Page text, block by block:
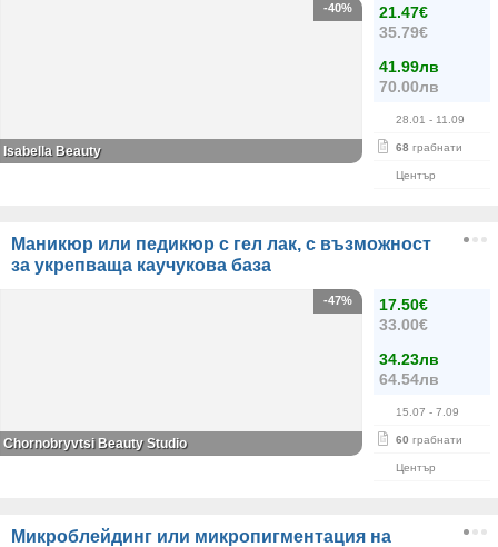
21.47€
35.79€
41.99лв
70.00лв
28.01 - 11.09
68 грабнати
Център
-40%
Isabella Beauty
Маникюр или педикюр с гел лак, с възможност
за укрепваща каучукова база
17.50€
33.00€
34.23лв
64.54лв
15.07 - 7.09
60 грабнати
Център
-47%
Chornobryvtsi Beauty Studio
Микроблейдинг или микропигментация на